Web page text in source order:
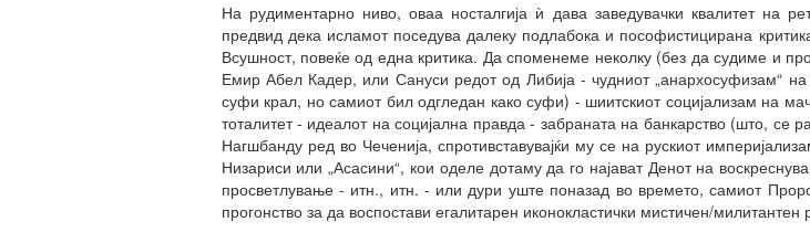
На рудиментарно ниво, оваа носталгија ѝ дава заведувачки квалитет на
предвид дека исламот поседува далеку подлабока и пософистицирана
Всушност, повеќе од една критика. Да споменеме неколку (без да судиме и
Емир Абел Кадер, или Сануси редот од Либија - чудниот „анархосуфизам“
суфи крал, но самиот бил одгледан како суфи) - шиитскиот социјализам на
тоталитет - идеалот на социјална правда - забраната на банкарство (што, се
Нагшбанду ред во Чеченија, спротивставувајќи му се на рускиот
Низариси или „Асасини“, кои оделе дотаму да го најават Денот на
просветлување - итн., итн. - или дури уште поназад во времето, самиот
прогонство за да воспостави егалитарен иконокластички мистичен/